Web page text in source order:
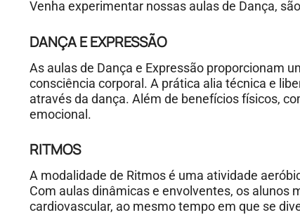
Venha experimentar nossas aulas de Dança,
DANÇA E EXPRESSÃO
As aulas de Dança e Expressão proporcionam
consciência corporal. A prática alia técnica e
através da dança. Além de benefícios físicos,
emocional.
RITMOS
A modalidade de Ritmos é uma atividade
Com aulas dinâmicas e envolventes, os
cardiovascular, ao mesmo tempo em que se